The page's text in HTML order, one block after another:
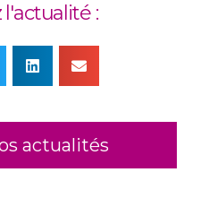
l'actualité :
actualités